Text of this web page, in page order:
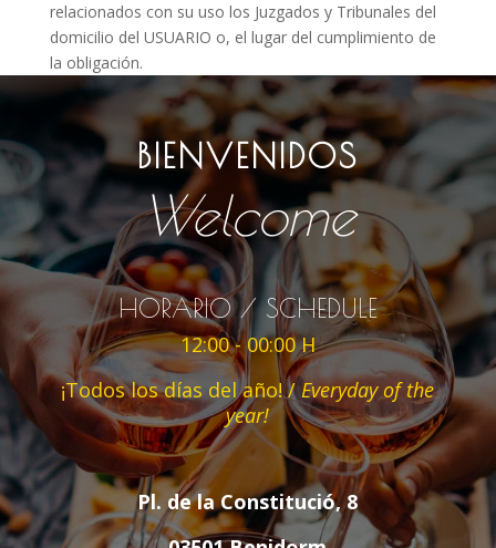
relacionados con su uso los Juzgados y Tribunales del
domicilio del USUARIO o, el lugar del cumplimiento de
la obligación.
BIENVENIDOS
Welcome
HORARIO / SCHEDULE
12:00 - 00:00 H
¡Todos los días del año! /Everyday of the
year!
Pl. de la Constitució, 8